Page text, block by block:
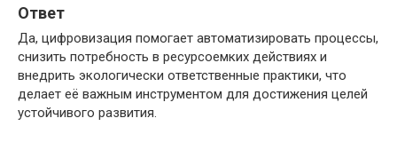
Ответ
Да, цифровизация помогает автоматизировать процессы,
снизить потребность в ресурсоемких действиях и
внедрить экологически ответственные практики, что
делает её важным инструментом для достижения целей
устойчивого развития.